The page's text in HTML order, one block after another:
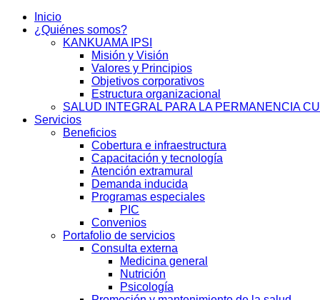
Inicio
¿Quiénes somos?
KANKUAMA IPSI
Misión y Visión
Valores y Principios
Objetivos corporativos
Estructura organizacional
SALUD INTEGRAL PARA LA PERMANENCIA
Servicios
Beneficios
Cobertura e infraestructura
Capacitación y tecnología
Atención extramural
Demanda inducida
Programas especiales
PIC
Convenios
Portafolio de servicios
Consulta externa
Medicina general
Nutrición
Psicología